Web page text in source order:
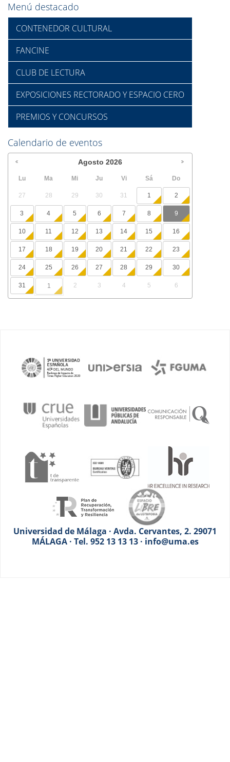
Menú destacado
CONTENEDOR CULTURAL
FANCINE
CLUB DE LECTURA
EXPOSICIONES RECTORADO Y ESPACIO CERO
PREMIOS Y CONCURSOS
Calendario de eventos
Agosto 2026
Lu Ma Mi Ju Vi Sá Do
27 28 29 30 31 1 2
3 4 5 6 7 8 9
10 11 12 13 14 15 16
17 18 19 20 21 22 23
24 25 26 27 28 29 30
31 1 2 3 4 5 6
Universidad de Málaga · Avda. Cervantes, 2. 29071
MÁLAGA · Tel. 952 13 13 13 · info@uma.es